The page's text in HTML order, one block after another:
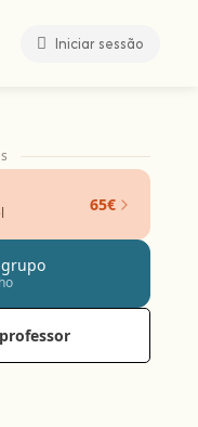
Iniciar sessão
65€
grupo